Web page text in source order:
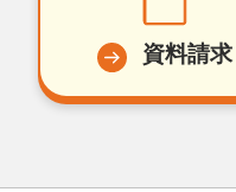
資料請求